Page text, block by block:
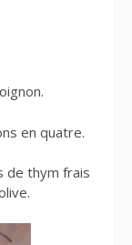
en quatre.
de thym frais